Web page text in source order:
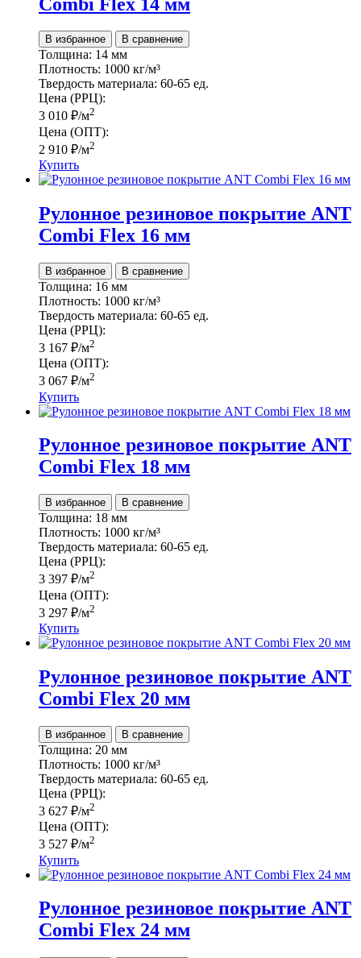
В избранное В сравнение
Толщина: 14 мм
Плотность: 1000 кг/м³
Твердость материала: 60-65 ед.
Цена (РРЦ):
3 010 ₽/м2
Цена (ОПТ):
2 910 ₽/м2
Купить
Рулонное резиновое покрытие ANT
Combi Flex 16 мм
В избранное В сравнение
Толщина: 16 мм
Плотность: 1000 кг/м³
Твердость материала: 60-65 ед.
Цена (РРЦ):
3 167 ₽/м2
Цена (ОПТ):
3 067 ₽/м2
Купить
Рулонное резиновое покрытие ANT
Combi Flex 18 мм
В избранное В сравнение
Толщина: 18 мм
Плотность: 1000 кг/м³
Твердость материала: 60-65 ед.
Цена (РРЦ):
3 397 ₽/м2
Цена (ОПТ):
3 297 ₽/м2
Купить
Рулонное резиновое покрытие ANT
Combi Flex 20 мм
В избранное В сравнение
Толщина: 20 мм
Плотность: 1000 кг/м³
Твердость материала: 60-65 ед.
Цена (РРЦ):
3 627 ₽/м2
Цена (ОПТ):
3 527 ₽/м2
Купить
Рулонное резиновое покрытие ANT
Combi Flex 24 мм